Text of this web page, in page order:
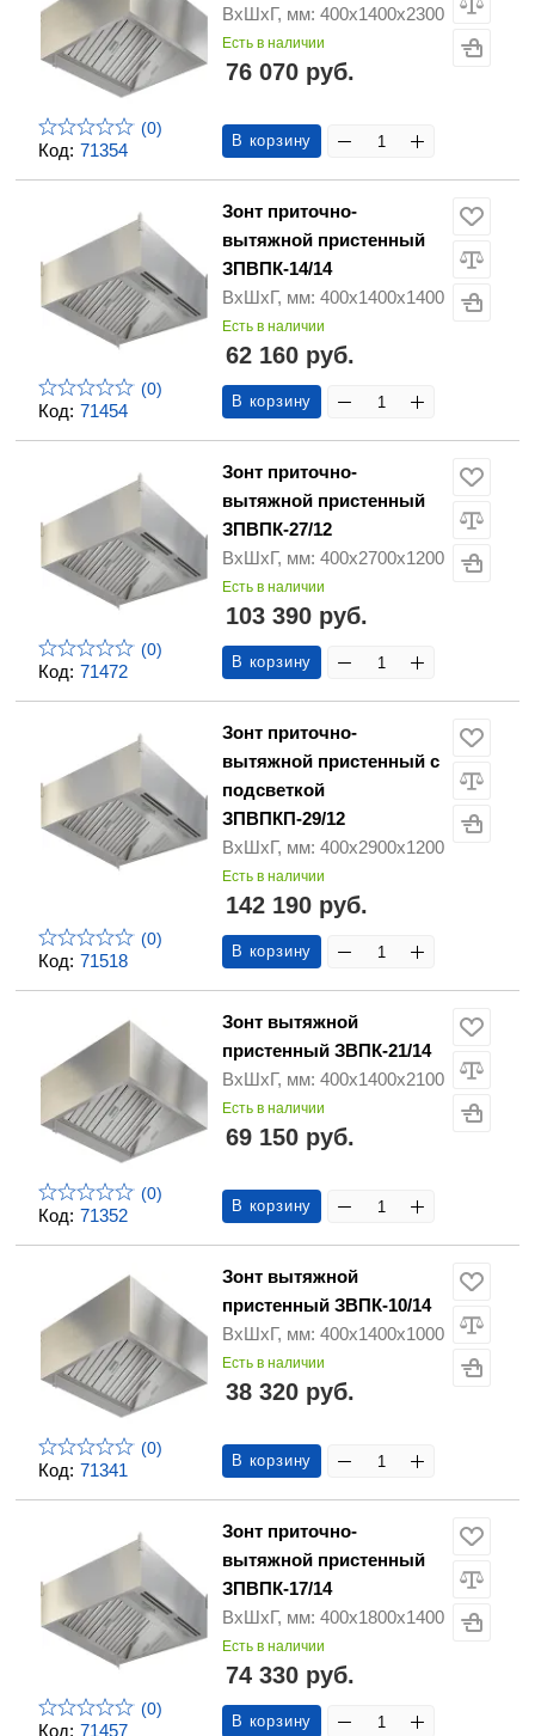
Код: 71354
(0)
ВхШхГ, мм: 400х1400х2300
Есть в наличии
76 070 руб.
В корзину
Код: 71454
(0)
Зонт приточно-
вытяжной пристенный
ЗПВПК-14/14
ВхШхГ, мм: 400х1400х1400
Есть в наличии
62 160 руб.
В корзину
Код: 71472
(0)
Зонт приточно-
вытяжной пристенный
ЗПВПК-27/12
ВхШхГ, мм: 400х2700х1200
Есть в наличии
103 390 руб.
В корзину
Код: 71518
(0)
Зонт приточно-
вытяжной пристенный с
подсветкой
ЗПВПКП-29/12
ВхШхГ, мм: 400х2900х1200
Есть в наличии
142 190 руб.
В корзину
Код: 71352
(0)
Зонт вытяжной
пристенный ЗВПК-21/14
ВхШхГ, мм: 400х1400х2100
Есть в наличии
69 150 руб.
В корзину
Код: 71341
(0)
Зонт вытяжной
пристенный ЗВПК-10/14
ВхШхГ, мм: 400х1400х1000
Есть в наличии
38 320 руб.
В корзину
Код: 71457
(0)
Зонт приточно-
вытяжной пристенный
ЗПВПК-17/14
ВхШхГ, мм: 400х1800х1400
Есть в наличии
74 330 руб.
В корзину